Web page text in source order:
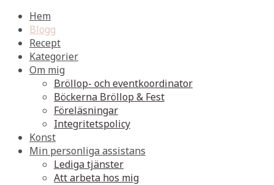
Hem
Blogg
Recept
Kategorier
Om mig
Bröllop- och eventkoordinator
Böckerna Bröllop & Fest
Föreläsningar
Integritetspolicy
Konst
Min personliga assistans
Lediga tjänster
Att arbeta hos mig